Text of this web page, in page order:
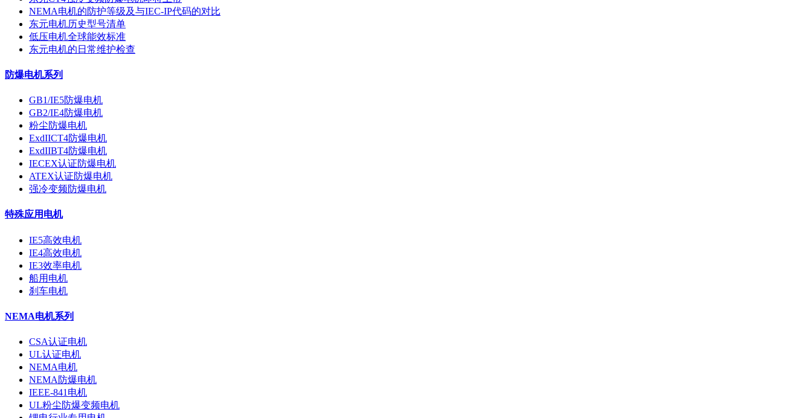
NEMA电机的防护等级及与IEC-IP代码的对比
东元电机历史型号清单
低压电机全球能效标准
东元电机的日常维护检查
防爆电机系列
GB1/IE5防爆电机
GB2/IE4防爆电机
粉尘防爆电机
ExdIICT4防爆电机
ExdIIBT4防爆电机
IECEX认证防爆电机
ATEX认证防爆电机
强冷变频防爆电机
特殊应用电机
IE5高效电机
IE4高效电机
IE3效率电机
船用电机
刹车电机
NEMA电机系列
CSA认证电机
UL认证电机
NEMA电机
NEMA防爆电机
IEEE-841电机
UL粉尘防爆变频电机